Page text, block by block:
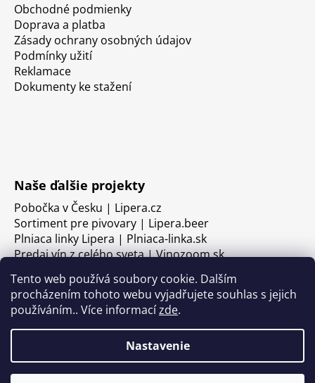
Tento web používá soubory cookie. Dalším
procházením tohoto webu vyjadřujete souhlas s jejich
používáním.. Více informacízde.
Nastavenie
Obchodné podmienky
Doprava a platba
Zásady ochrany osobných údajov
Podmínky užití
Reklamace
Dokumenty ke stažení
Naše ďalšie projekty
Pobočka v Česku | Lipera.cz
Sortiment pre pivovary | Lipera.beer
Plniaca linky Lipera | Plniaca-linka.sk
Predaj vín z celého sveta | Vinozoom.sk